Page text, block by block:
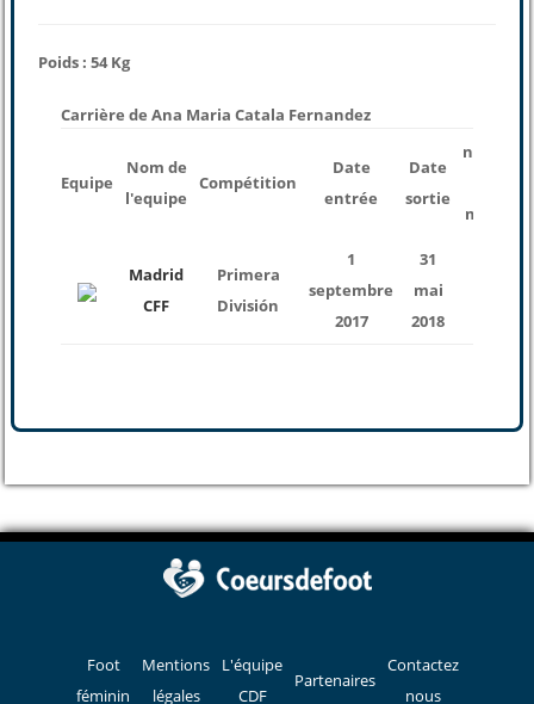
Poids : 54 Kg
Carrière de Ana Maria Catala Fernandez
Equipe
Nom de
l'equipe
Compétition
Date
entrée
Date
sortie
nombre
matchs
Madrid
CFF
Primera
División
1
septembre
2017
31
mai
2018
Foot
féminin
Mentions
légales
L'équipe
CDF
Partenaires
Contactez
nous